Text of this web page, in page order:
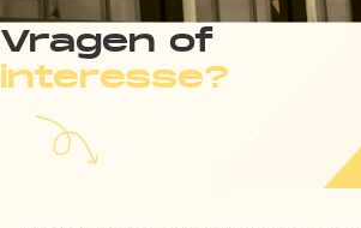
Vragen of
interesse?